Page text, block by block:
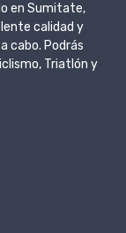
en Sumitate,
calidad y
cabo. Podrás
Triatlón y